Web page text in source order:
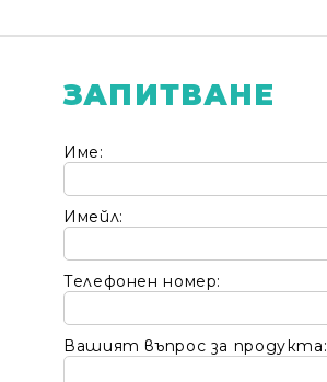
ЗАПИТВАНЕ
Име:
Имейл:
Телефонен номер:
Вашият въпрос за продукта: